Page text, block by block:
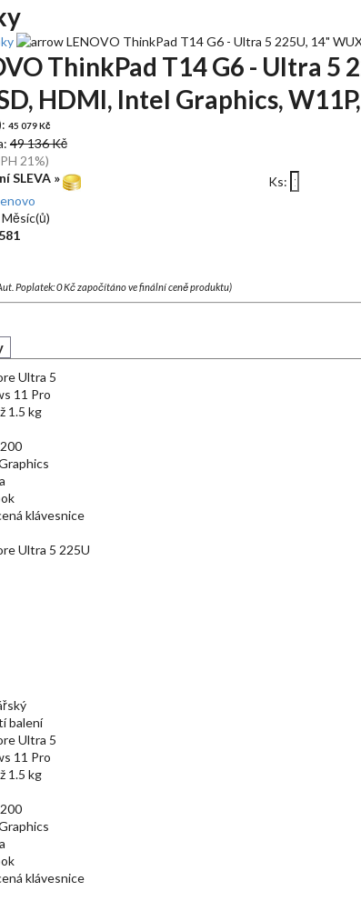
LENOVO ThinkPad T14 G6 - Ultra 5 225U, 14"
ThinkPad T14 G6 - Ultra 5
HDMI, Intel Graphics,
45 079 Kč
49 136 Kč
21%)
SLEVA »
Ks:
Poplatek: 0 Kč započítáno ve finální ceně produktu)
Ultra 5
11 Pro
1.5 kg
klávesnice
Ultra 5 225U
balení
Ultra 5
11 Pro
1.5 kg
klávesnice